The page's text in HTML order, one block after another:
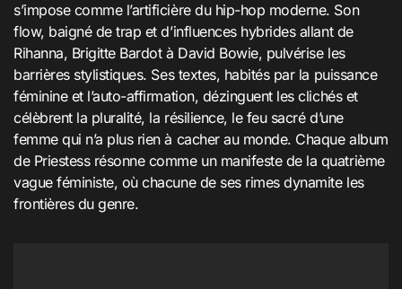
s’impose comme l’artificière du hip-hop moderne. Son
flow, baigné de trap et d’influences hybrides allant de
Rihanna, Brigitte Bardot à David Bowie, pulvérise les
barrières stylistiques. Ses textes, habités par la puissance
féminine et l’auto-affirmation, dézinguent les clichés et
célèbrent la pluralité, la résilience, le feu sacré d’une
femme qui n’a plus rien à cacher au monde. Chaque album
de Priestess résonne comme un manifeste de la quatrième
vague féministe, où chacune de ses rimes dynamite les
frontières du genre.